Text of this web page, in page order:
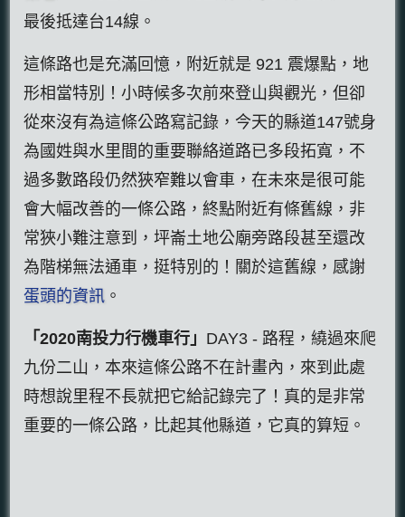
最後抵達台14線。
這條路也是充滿回憶，附近就是 921 震爆點，地
形相當特別！小時候多次前來登山與觀光，但卻
從來沒有為這條公路寫記錄，今天的縣道147號身
為國姓與水里間的重要聯絡道路已多段拓寬，不
過多數路段仍然狹窄難以會車，在未來是很可能
會大幅改善的一條公路，終點附近有條舊線，非
常狹小難注意到，坪崙土地公廟旁路段甚至還改
為階梯無法通車，挺特別的！關於這舊線，感謝
蛋頭的資訊 。
「2020南投力行機車行」 DAY3 - 路程，繞過來爬
九份二山，本來這條公路不在計畫內，來到此處
時想說里程不長就把它給記錄完了！真的是非常
重要的一條公路，比起其他縣道，它真的算短。